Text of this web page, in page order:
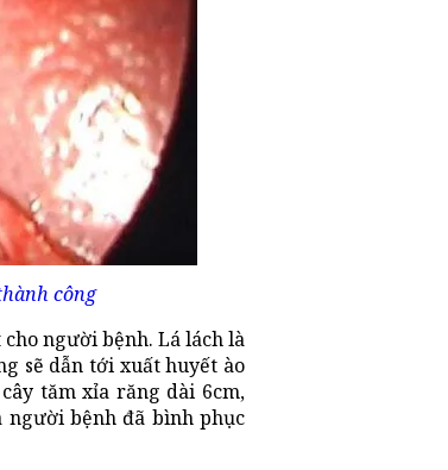
công
người bệnh. Lá lách là
sẽ dẫn tới xuất huyết ào
tăm xỉa răng dài 6cm,
bệnh đã bình phục